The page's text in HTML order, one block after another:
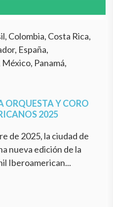
Colombia, Costa Rica,
España,
Panamá,
Y CORO
2025
de 2025, la ciudad de
nueva edición de la
Iberoamerican...